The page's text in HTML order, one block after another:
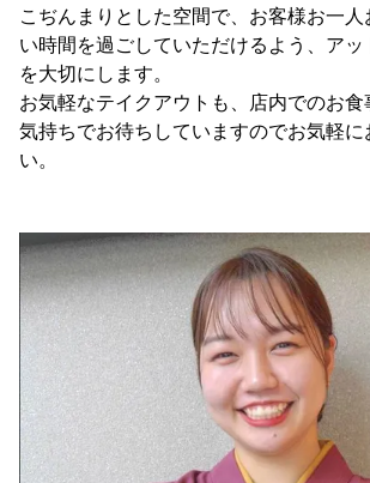
こぢんまりとした空間で、お客様お一人
い時間を過ごしていただけるよう、ア
を大切にします。
お気軽なテイクアウトも、店内でのお
気持ちでお待ちしていますのでお気軽に
い。